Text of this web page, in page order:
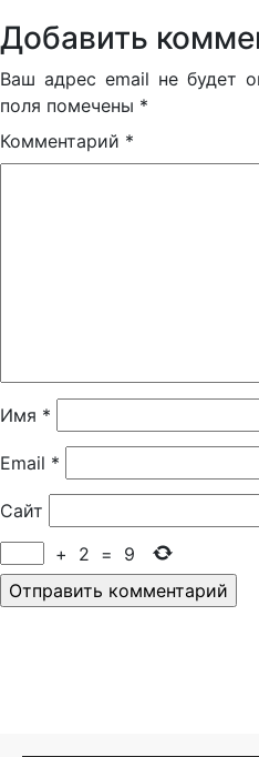
Добавить
Ваш адрес email не будет
поля помечены *
Комментарий *
Имя *
Email *
Сайт
+
2 = 9